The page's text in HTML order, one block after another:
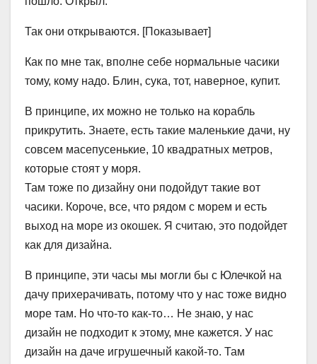
Так они открываются. [Показывает]
Как по мне так, вполне себе нормальные часики
тому, кому надо. Блин, сука, тот, наверное, купит.
В принципе, их можно не только на корабль
прикрутить. Знаете, есть такие маленькие дачи, ну
совсем масепусенькие, 10 квадратных метров,
которые стоят у моря.
Там тоже по дизайну они подойдут такие вот
часики. Короче, все, что рядом с морем и есть
выход на море из окошек. Я считаю, это подойдет
как для дизайна.
В принципе, эти часы мы могли бы с Юлечкой на
дачу прихерачивать, потому что у нас тоже видно
море там. Но что-то как-то… Не знаю, у нас
дизайн не подходит к этому, мне кажется. У нас
дизайн на даче игрушечный какой-то. Там